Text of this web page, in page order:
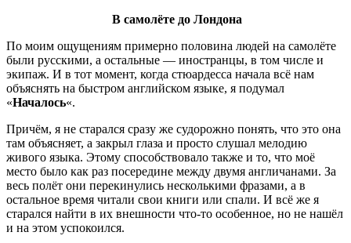
В самолёте до Лондона
По моим ощущениям примерно половина людей на самолёте
были русскими, а остальные — иностранцы, в том числе и
экипаж. И в тот момент, когда стюардесса начала всё нам
объяснять на быстром английском языке, я подумал
«Началось«.
Причём, я не старался сразу же судорожно понять, что это она
там объясняет, а закрыл глаза и просто слушал мелодию
живого языка. Этому способствовало также и то, что моё
место было как раз посередине между двумя англичанами. За
весь полёт они перекинулись несколькими фразами, а в
остальное время читали свои книги или спали. И всё же я
старался найти в их внешности что-то особенное, но не нашёл
и на этом успокоился.